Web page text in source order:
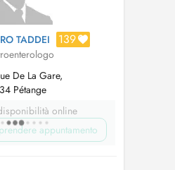
TADDEI 139
De La Gare,
Pétange
online
appuntamento